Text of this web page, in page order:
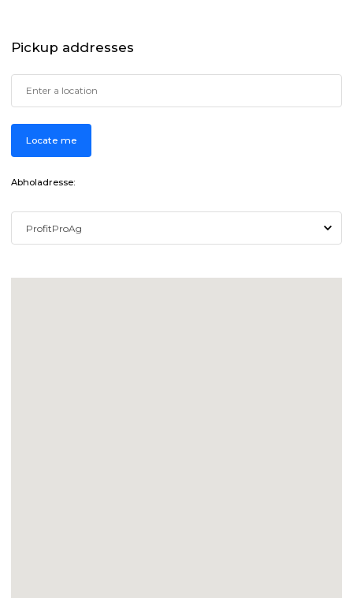
Pickup addresses
Locate me
Abholadresse: